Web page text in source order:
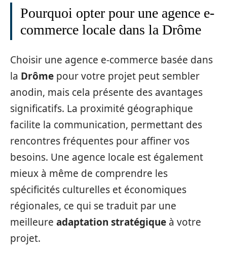
Pourquoi opter pour une agence e-
commerce locale dans la Drôme
Choisir une agence e-commerce basée dans
la Drôme pour votre projet peut sembler
anodin, mais cela présente des avantages
significatifs. La proximité géographique
facilite la communication, permettant des
rencontres fréquentes pour affiner vos
besoins. Une agence locale est également
mieux à même de comprendre les
spécificités culturelles et économiques
régionales, ce qui se traduit par une
meilleure adaptation stratégique à votre
projet.